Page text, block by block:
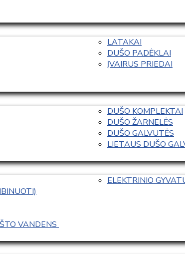
LATAKAI
DUŠO PADĖKLAI
ĮVAIRUS PRIEDAI
DUŠO KOMPLEKTAI
DUŠO ŽARNELĖS
DUŠO GALVUTĖS
LIETAUS DUŠO
VANDENS
ELEKTRINIO